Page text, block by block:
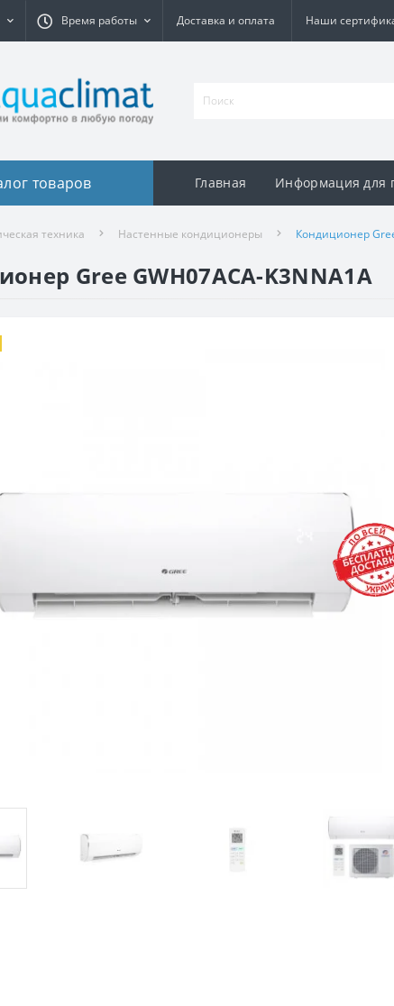
Время работы Доставка и оплата Наши
товаров Главная Информация для
техника Настенные кондиционеры Кондиционер
Gree GWH07ACA-K3NNA1A